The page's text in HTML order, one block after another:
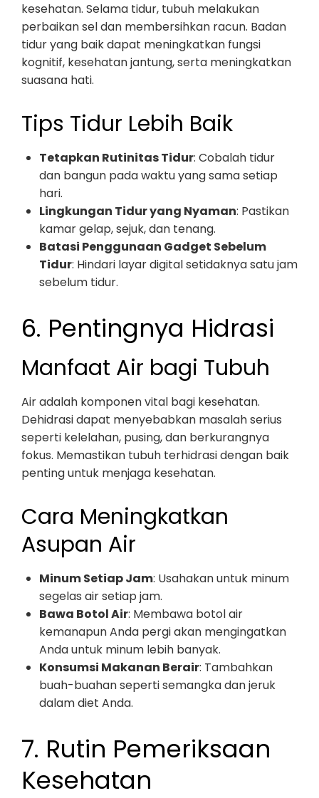
kesehatan. Selama tidur, tubuh melakukan
perbaikan sel dan membersihkan racun. Badan
tidur yang baik dapat meningkatkan fungsi
kognitif, kesehatan jantung, serta meningkatkan
suasana hati.
Tips Tidur Lebih Baik
Tetapkan Rutinitas Tidur: Cobalah tidur
dan bangun pada waktu yang sama setiap
hari.
Lingkungan Tidur yang Nyaman: Pastikan
kamar gelap, sejuk, dan tenang.
Batasi Penggunaan Gadget Sebelum
Tidur: Hindari layar digital setidaknya satu jam
sebelum tidur.
6. Pentingnya Hidrasi
Manfaat Air bagi Tubuh
Air adalah komponen vital bagi kesehatan.
Dehidrasi dapat menyebabkan masalah serius
seperti kelelahan, pusing, dan berkurangnya
fokus. Memastikan tubuh terhidrasi dengan baik
penting untuk menjaga kesehatan.
Cara Meningkatkan
Asupan Air
Minum Setiap Jam: Usahakan untuk minum
segelas air setiap jam.
Bawa Botol Air: Membawa botol air
kemanapun Anda pergi akan mengingatkan
Anda untuk minum lebih banyak.
Konsumsi Makanan Berair: Tambahkan
buah-buahan seperti semangka dan jeruk
dalam diet Anda.
7. Rutin Pemeriksaan
Kesehatan